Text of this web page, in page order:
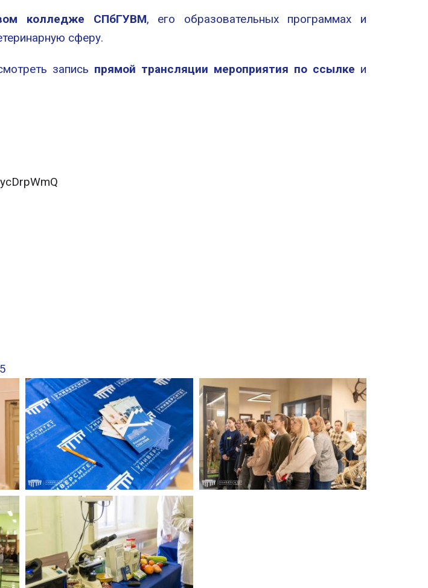
колледже СПбГУВМ, его образовательных программах и
сферу.
запись прямой трансляции мероприятия по ссылке и